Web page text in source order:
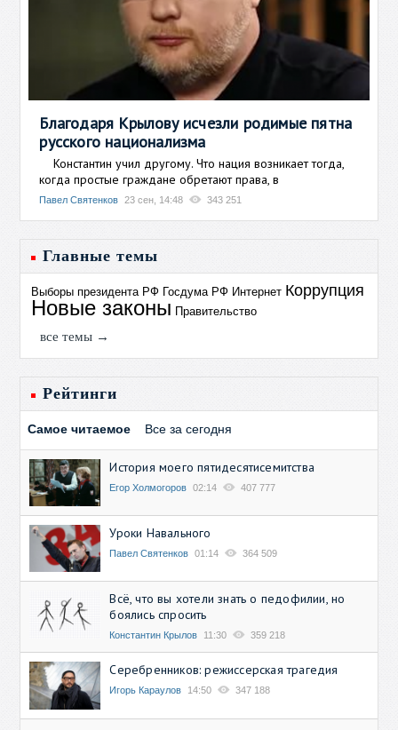
Благодаря Крылову исчезли родимые пятна
русского национализма
Константин учил другому. Что нация возникает тогда,
когда простые граждане обретают права, в
Павел Святенков 23 сен, 14:48 343 251
Главные темы
Выборы президента РФ Госдума РФ Интернет Коррупция
Новые законы Правительство
все темы →
Рейтинги
Самое читаемое Все за сегодня
История моего пятидесятисемитства
Егор Холмогоров 02:14 407 777
Уроки Навального
Павел Святенков 01:14 364 509
Всё, что вы хотели знать о педофилии, но
боялись спросить
Константин Крылов 11:30 359 218
Серебренников: режиссерская трагедия
Игорь Караулов 14:50 347 188